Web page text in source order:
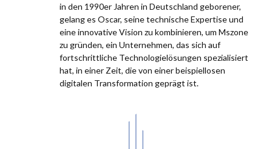
in den 1990er Jahren in Deutschland geborener,
gelang es Oscar, seine technische Expertise und
eine innovative Vision zu kombinieren, um Mszone
zu gründen, ein Unternehmen, das sich auf
fortschrittliche Technologielösungen spezialisiert
hat, in einer Zeit, die von einer beispiellosen
digitalen Transformation geprägt ist.